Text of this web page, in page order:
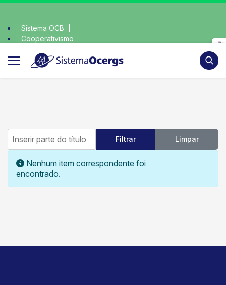
Sistema OCB
Cooperativismo
Inserir parte do título
Filtrar Limpar
Informação
Nenhum item correspondente foi
encontrado.